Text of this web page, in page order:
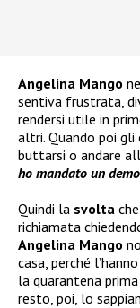
Angelina Mango
sentiva frustrata,
rendersi utile in
altri. Quando poi
buttarsi o andare
ho mandato un
Quindi la svolta
richiamata
Angelina Mango
casa, perché
la quarantena
resto, poi, lo